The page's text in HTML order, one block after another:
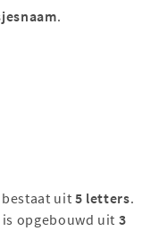
.
uit 5 letters.
is opgebouwd uit 3